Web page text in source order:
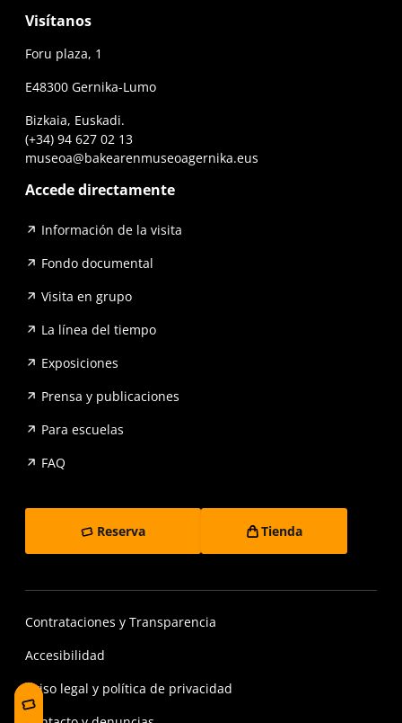
Visítanos
Foru plaza, 1
E48300 Gernika-Lumo
Bizkaia, Euskadi.
(+34) 94 627 02 13
museoa@bakearenmuseoagernika.eus
Accede directamente
Información de la visita
Fondo documental
Visita en grupo
La línea del tiempo
Exposiciones
Prensa y publicaciones
Para escuelas
FAQ
Reserva Tienda
Contrataciones y Transparencia
Accesibilidad
Aviso legal y política de privacidad